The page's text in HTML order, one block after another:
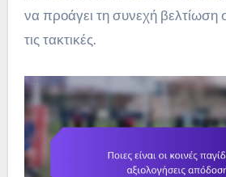
να προάγει τη συνεχή βελτίωση
τις τακτικές.